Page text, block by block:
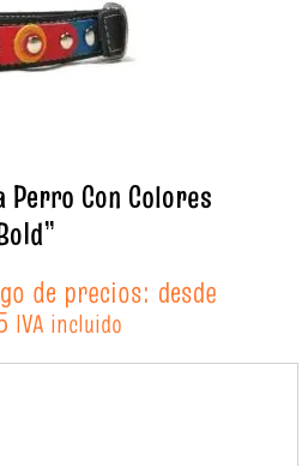
Perro Con Colores
de precios: desde
IVA incluido